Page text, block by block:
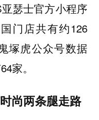
瑟士官方小程序
门店共有约126
塚虎公众号数据
家。
尚两条腿走路